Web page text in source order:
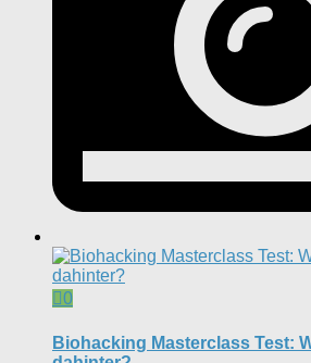
0
Biohacking Masterclass Test: